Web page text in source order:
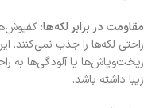
مقاومت در برابر لکه‌ها:
راحتی لکه‌ها را جذب نمی‌کنند.
ریخت‌وپاش‌ها یا آلودگی‌ها به
زیبا داشته باشد.